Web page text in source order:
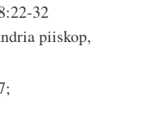
32
piiskop,